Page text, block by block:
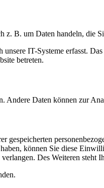
z. B. um Daten handeln, die
IT-Systeme erfasst.
betreten.
Daten können zur
können Sie diese
Des Weiteren steht